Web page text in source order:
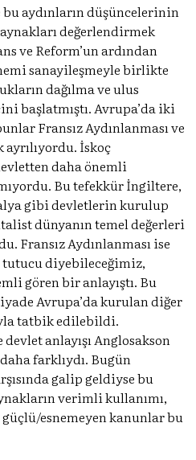
aydınların düşüncelerinin
değerlendirmek
ve Reform’un ardından
sanayileşmeyle birlikte
dağılma ve ulus
başlatmıştı. Avrupa’da iki
Fransız Aydınlanması ve
ayrılıyordu. İskoç
daha önemli
Bu tefekkür İngiltere,
gibi devletlerin kurulup
dünyanın temel değerleri
Fransız Aydınlanması ise
tutucu diyebileceğimiz,
gören bir anlayıştı. Bu
Avrupa’da kurulan diğer
tatbik edilebildi.
anlayışı Anglosakson
farklıydı. Bugün
galip geldiyse bu
verimli kullanımı,
esnemeyen kanunlar bu